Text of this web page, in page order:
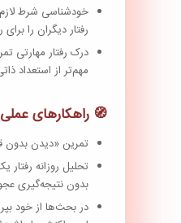
خودشناسی شرط
رفتار دیگران را
درک رفتار مهارتی
مهم‌تر از استعداد
🧭 راهکارهای عملی
تمرین «دیدن
تحلیل روزانه
بدون نتیجه‌گیری
در بحث‌ها از خود